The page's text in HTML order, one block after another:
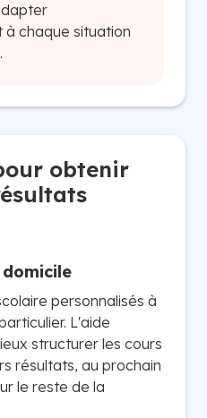
à chaque situation
obtenir
personnalisés à
L'aide
structurer les cours
résultats, au prochain
le reste de la